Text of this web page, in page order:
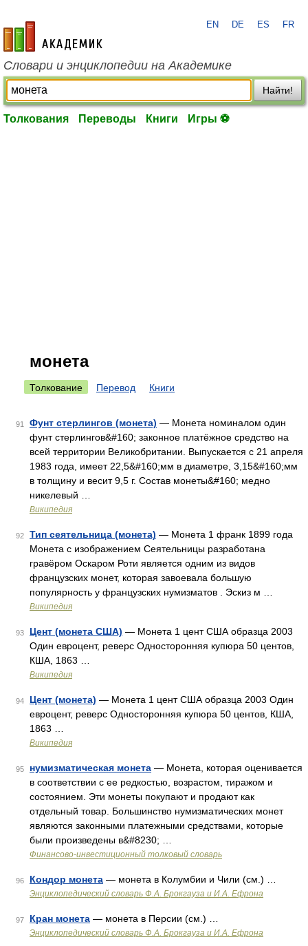
academic.ru
EN DE ES FR
Словари и энциклопедии на Академике
Найти!
Толкования Переводы Книги Игры ⚽
монета
Толкование Перевод Книги
91 Фунт стерлингов (монета) — Монета номиналом один
фунт стерлингов&#160; законное платёжное средство на
всей территории Великобритании. Выпускается с 21 апреля
1983 года, имеет 22,5&#160;мм в диаметре, 3,15&#160;мм
в толщину и весит 9,5 г. Состав монеты&#160; медно
никелевый …
Википедия
92 Тип сеятельница (монета) — Монета 1 франк 1899 года
Монета с изображением Сеятельницы разработана
гравёром Оскаром Роти является одним из видов
французских монет, которая завоевала большую
популярность у французских нумизматов . Эскиз м …
Википедия
93 Цент (монета США) — Монета 1 цент США образца 2003
Один евроцент, реверс Односторонняя купюра 50 центов,
КША, 1863 …
Википедия
94 Цент (монета) — Монета 1 цент США образца 2003 Один
евроцент, реверс Односторонняя купюра 50 центов, КША,
1863 …
Википедия
95 нумизматическая монета — Монета, которая оценивается
в соответствии с ее редкостью, возрастом, тиражом и
состоянием. Эти монеты покупают и продают как
отдельный товар. Большинство нумизматических монет
являются законными платежными средствами, которые
были произведены в&#8230; …
Финансово-инвестиционный толковый словарь
96 Кондор монета — монета в Колумбии и Чили (см.) …
Энциклопедический словарь Ф.А. Брокгауза и И.А. Ефрона
97 Кран монета — монета в Персии (см.) …
Энциклопедический словарь Ф.А. Брокгауза и И.А. Ефрона